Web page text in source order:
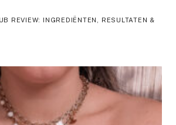
REVIEW: INGREDIËNTEN, RESULTATEN &